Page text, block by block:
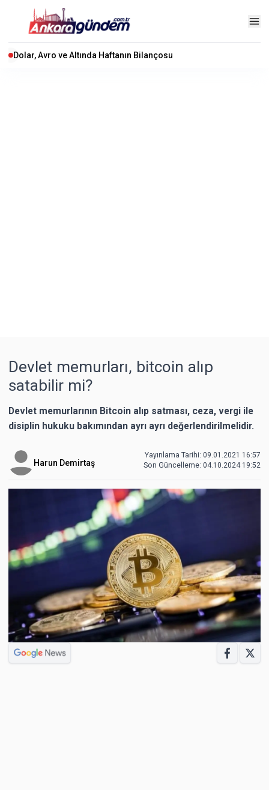
Dolar, Avro ve Altında Haftanın Bilançosu
Devlet memurları, bitcoin alıp
satabilir mi?
Devlet memurlarının Bitcoin alıp satması, ceza, vergi ile
disiplin hukuku bakımından ayrı ayrı değerlendirilmelidir.
Harun Demirtaş
Yayınlama Tarihi: 09.01.2021 16:57
Son Güncelleme: 04.10.2024 19:52